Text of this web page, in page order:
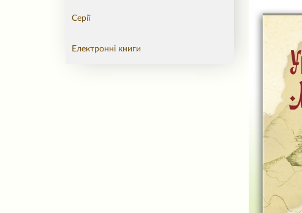
Серії
Електронні книги